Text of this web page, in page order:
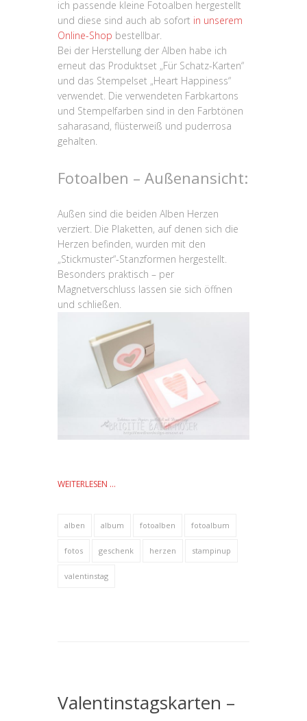
ich passende kleine Fotoalben hergestellt
und diese sind auch ab sofort in unserem
Online-Shop bestellbar.
Bei der Herstellung der Alben habe ich
erneut das Produktset „Für Schatz-Karten“
und das Stempelset „Heart Happiness“
verwendet. Die verwendeten Farbkartons
und Stempelfarben sind in den Farbtönen
saharasand, flüsterweiß und puderrosa
gehalten.
Fotoalben – Außenansicht:
Außen sind die beiden Alben Herzen
verziert. Die Plaketten, auf denen sich die
Herzen befinden, wurden mit den
„Stickmuster“-Stanzformen hergestellt.
Besonders praktisch – per
Magnetverschluss lassen sie sich öffnen
und schließen.
WEITERLESEN …
alben album fotoalben fotoalbum
fotos geschenk herzen stampinup
valentinstag
Valentinstagskarten –